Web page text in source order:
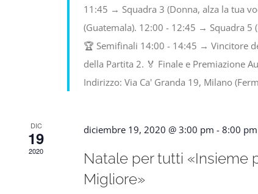
11:45 → Squadra 3 (Donna, alza la tua
(Guatemala). 12:00 - 12:45 → Squadra 5
🏆 Semifinali 14:00 - 14:45 → Vincitore
della Partita 2. 🏅 Finale e Premiazione
Indirizzo: Via Ca' Granda 19, Milano
DIC
19
2020
diciembre 19, 2020 @ 3:00 pm - 8:00 pm
Natale per tutti «Insieme
Migliore»